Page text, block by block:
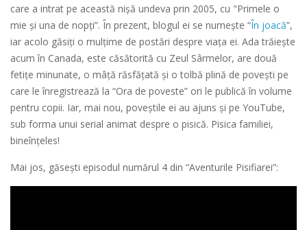
care a intrat pe această nișă undeva prin 2005, cu "Primele o
mie și una de nopți”. În prezent, blogul ei se numește “În joacă”,
iar acolo găsiți o mulțime de postări despre viața ei. Ada trăiește
acum în Canada, este căsătorită cu Zeul Sârmelor, are două
fetițe minunate, o mâță răsfățată și o tolbă plină de povești pe
care le înregistrează la “Ora de poveste” ori le publică în volume
pentru copii. Iar, mai nou, poveștile ei au ajuns și pe YouTube,
sub forma unui serial animat despre o pisică. Pisica familiei,
bineînțeles!
Mai jos, găsești episodul numărul 4 din “Aventurile Pisifiarei”: